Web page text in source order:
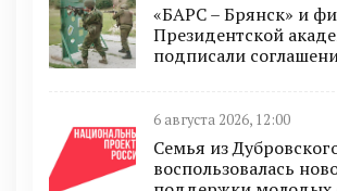
«БАРС – Брянск» и
Президентской
подписали
6 августа 2026, 12:00
Семья из
воспользовалась